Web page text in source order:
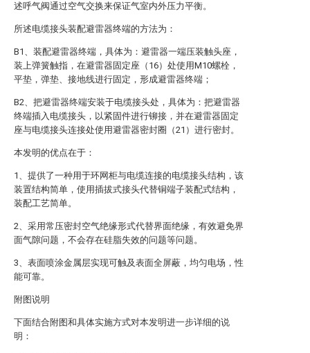
述呼气阀通过空气交换来保证气室内外压力平衡。
所述电缆接头装配避雷器终端的方法为：
B1、装配避雷器终端，具体为：避雷器一端压装触头座，
装上弹簧触指，在避雷器固定座（16）处使用M10螺栓，
平垫，弹垫、接地线进行固定，形成避雷器终端；
B2、把避雷器终端安装于电缆接头处，具体为：把避雷器
终端插入电缆接头，以紧固件进行铆接，并在避雷器固定
座与电缆接头连接处使用避雷器密封圈（21）进行密封。
本发明的优点在于：
1、提供了一种用于环网柜与电缆连接的电缆接头结构，该
装置结构简单，使用插拔式接头代替铜端子装配式结构，
装配工艺简单。
2、采用常压密封空气绝缘形式代替界面绝缘，有效避免界
面气隙问题，不会存在硅脂失效的问题等问题。
3、表面喷涂金属层实现可触及表面全屏蔽，均匀电场，性
能可靠。
附图说明
下面结合附图和具体实施方式对本发明进一步详细的说
明：